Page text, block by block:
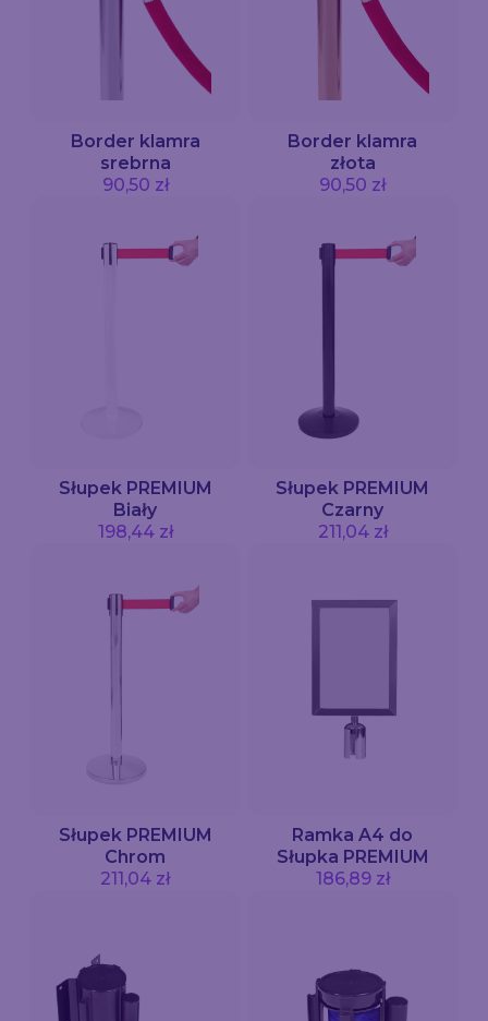
Border klamra
srebrna
90,50 zł
Border klamra
złota
90,50 zł
Słupek PREMIUM
Biały
198,44 zł
Słupek PREMIUM
Czarny
211,04 zł
Słupek PREMIUM
Chrom
211,04 zł
Ramka A4 do
Słupka PREMIUM
186,89 zł